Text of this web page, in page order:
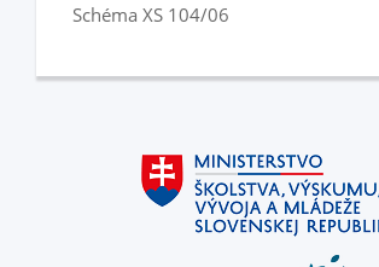
Schéma XS 104/06